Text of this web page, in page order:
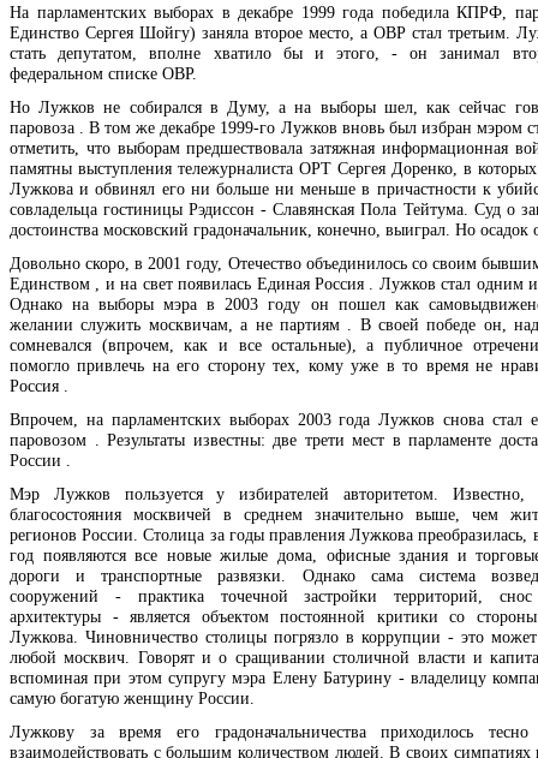
На парламентских выборах в декабре 1999 года победила КПРФ,
Единство Сергея Шойгу) заняла второе место, а ОВР стал третьим.
стать депутатом, вполне хватило бы и этого, - он занимал
федеральном списке ОВР.
Но Лужков не собирался в Думу, а на выборы шел, как сейчас
паровоза . В том же декабре 1999-го Лужков вновь был избран мэром
отметить, что выборам предшествовала затяжная информационная
памятны выступления тележурналиста ОРТ Сергея Доренко, в
Лужкова и обвинял его ни больше ни меньше в причастности к
совладельца гостиницы Рэдиссон - Славянская Пола Тейтума. Суд о
достоинства московский градоначальник, конечно, выиграл. Но осадок
Довольно скоро, в 2001 году, Отечество объединилось со своим
Единством , и на свет появилась Единая Россия . Лужков стал одним
Однако на выборы мэра в 2003 году он пошел как
желании служить москвичам, а не партиям . В своей победе он,
сомневался (впрочем, как и все остальные), а публичное
помогло привлечь на его сторону тех, кому уже в то время не
Россия .
Впрочем, на парламентских выборах 2003 года Лужков снова стал
паровозом . Результаты известны: две трети мест в парламенте
России .
Мэр Лужков пользуется у избирателей авторитетом. Известно,
благосостояния москвичей в среднем значительно выше, чем
регионов России. Столица за годы правления Лужкова
год появляются все новые жилые дома, офисные здания и
дороги и транспортные развязки. Однако сама система
сооружений - практика точечной застройки территорий, снос
архитектуры - является объектом постоянной критики со
Лужкова. Чиновничество столицы погрязло в коррупции - это может
любой москвич. Говорят и о сращивании столичной власти и
вспоминая при этом супругу мэра Елену Батурину - владелицу
самую богатую женщину России.
Лужкову за время его градоначальничества приходилось
взаимодействовать с большим количеством людей. В своих симпатиях